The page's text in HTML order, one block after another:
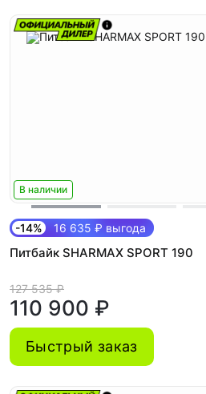
В наличии
-14% 16 635 ₽ выгода
Питбайк SHARMAX SPORT 190
127 535 ₽
110 900 ₽
Быстрый заказ